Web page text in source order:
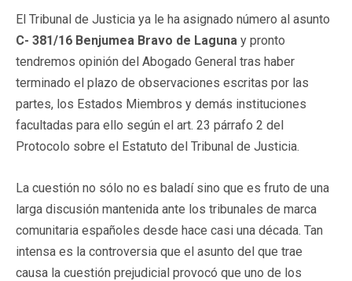
El Tribunal de Justicia ya le ha asignado número al asunto
C- 381/16 Benjumea Bravo de Laguna y pronto
tendremos opinión del Abogado General tras haber
terminado el plazo de observaciones escritas por las
partes, los Estados Miembros y demás instituciones
facultadas para ello según el art. 23 párrafo 2 del
Protocolo sobre el Estatuto del Tribunal de Justicia.
La cuestión no sólo no es baladí sino que es fruto de una
larga discusión mantenida ante los tribunales de marca
comunitaria españoles desde hace casi una década. Tan
intensa es la controversia que el asunto del que trae
causa la cuestión prejudicial provocó que uno de los